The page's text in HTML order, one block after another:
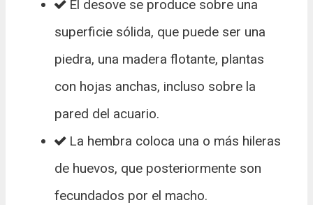
El desove se produce sobre una
superficie sólida, que puede ser una
piedra, una madera flotante, plantas
con hojas anchas, incluso sobre la
pared del acuario.
La hembra coloca una o más hileras
de huevos, que posteriormente son
fecundados por el macho.